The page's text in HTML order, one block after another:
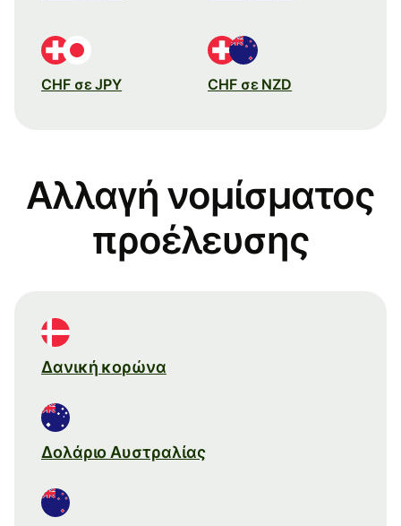
CHF σε JPY CHF σε NZD
Αλλαγή νομίσματος
προέλευσης
Δανική κορώνα
Δολάριο Αυστραλίας